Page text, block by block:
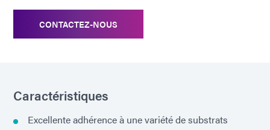
CONTACTEZ-NOUS
Caractéristiques
Excellente adhérence à une variété de substrats